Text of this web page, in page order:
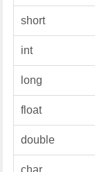
short
int
long
float
double
char